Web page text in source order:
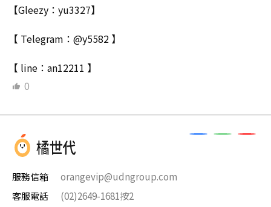
【Gleezy：yu3327】
【 Telegram：@y5582 】
【 line：an12211 】
0
服務信箱
orangevip@udngroup.com
客服電話
(02)2649-1681按2